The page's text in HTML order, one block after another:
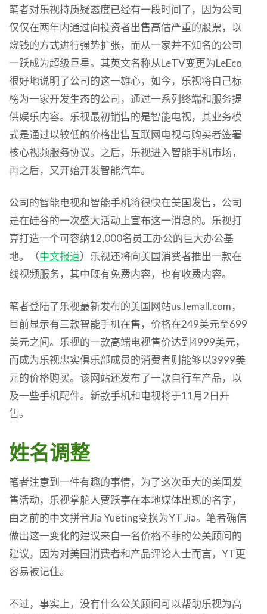
笔者对乐视持质疑态度已经有一段时间了，因为公司
仅仅在两年内通过向投资者出售高估严重的股票，以
烧钱的方式进行强势扩张，而从一家并不知名的公司
一跃成为超级巨星。其英文名称从LeTV变更为LeEco
很好地说明了公司的这一雄心，如今，乐视将自己标
榜为一家开发生态的公司，通过一系列终端和服务提
供娱乐内容。乐视最初销售的是智能电视，其业务模
式是通过以较低的价格出售互联网电视与购买者签署
核心视频服务协议。之后，乐视进入智能手机市场，
再之后，又开始开发智能汽车。
公司的智能电视和智能手机将很快在美国发售，公司
是在硅谷的一次盛大活动上宣布这一消息的。乐视打
算打造一个可容纳12,000名员工办公的巨大办公基
地。（中文报道）乐视还将向美国消费者推出一款在
线视频服务，其中既有免费内容，也有收费内容。
笔者登陆了乐视最新发布的美国网站us.lemall.com，
目前显示有三款智能手机在售，价格在249美元至699
美元之间。乐视的一款高端电视售价达到4999美元，
而成为乐视忠实俱乐部成员的消费者则能够以3999美
元的价格购买。该网站还发布了一款自行车产品，以
及一些手机配件。新款手机和电视将于11月2日开
售。
姓名调整
笔者注意到一件有趣的事情，为了这次重大的美国发
售活动，乐视掌舵人贾跃亭在本地媒体出现的名字，
由之前的中文拼音Jia Yueting变换为YT Jia。笔者确信
做出这一变化的建议来自一名价格不菲的公关顾问的
建议，因为对美国消费者和产品评论人士而言，YT更
容易被记住。
不过，事实上，没有什么公关顾问可以帮助乐视为高